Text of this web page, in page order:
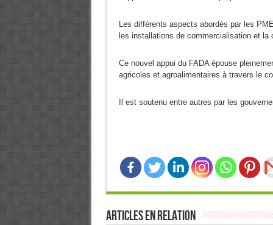
Les différents aspects abordés par les
les installations de commercialisation et
Ce nouvel appui du FADA épouse
agricoles et agroalimentaires à travers le
Il est soutenu entre autres par les
Articles en relation